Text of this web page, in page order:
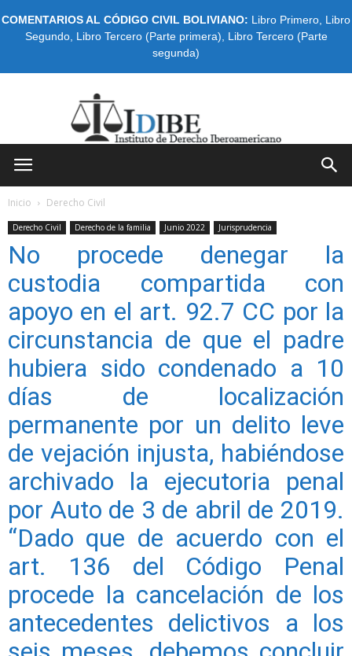
COMENTARIOS AL CÓDIGO CIVIL BOLIVIANO: Libro Primero Libro
Segundo, Libro Tercero (Parte primera)
Libro Tercero (Parte
segunda)
Inicio Derecho Civil
Derecho Civil Derecho de la familia Junio 2022 Jurisprudencia
No procede denegar la
custodia compartida con
apoyo en el art. 92.7 CC por la
circunstancia de que el padre
hubiera sido condenado a 10
días de localización
permanente por un delito leve
de vejación injusta, habiéndose
archivado la ejecutoria penal
por Auto de 3 de abril de 2019.
“Dado que de acuerdo con el
art. 136 del Código Penal
procede la cancelación de los
antecedentes delictivos a los